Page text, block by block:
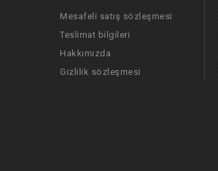
Mesafeli satış sözleşmesi
Teslimat bilgileri
Hakkımızda
Gizlilik sözleşmesi